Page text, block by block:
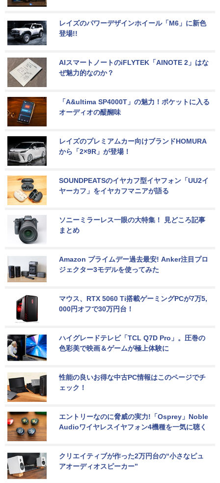
レイズのパワーデザインホイール「M6」に新色
登場!!
AIスマートノートのiFLYTEK「AINOTE 2」はな
ぜ魅力的なのか？
「A&ultima SP4000T」の魅力！ポケットに入る
オーディオの醍醐味
レイズのプレミアムカー向けブランドHOMURA
から「2×9R」が登場！
SOUNDPEATSのイヤカフ型イヤフォン「UU2イ
ヤーカフ」をイヤカフマニアが語る
ソニーミラーレス一眼の大特集！ 見どころ記事
まとめ
Amazon プライムデー過去最安! Anker注目プロ
ジェクター3モデルを使ってみた
マウス、RTX 5060 Ti搭載ゲーミングPCが7万5,
000円オフで30万円台！
ハイグレードテレビ「TCL Q7D Pro」。圧巻の
色彩美で映画＆ゲームが極上体験に
性能の良いお得な中古PC情報はこのページでチ
ェック！
エントリーなのに脅威の実力!「Osprey」Noble
Audioワイヤレスイヤフォン4機種を一気に聴く
クリエイティブが作った2万円台の“小さなピュ
アオーディオスピーカー”